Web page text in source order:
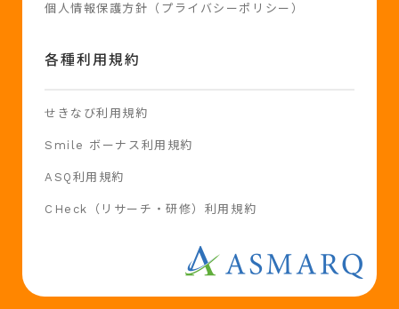
個人情報保護方針（プライバシーポリシー）
各種利用規約
せきなび利用規約
Smile ボーナス利用規約
ASQ利用規約
CHeck（リサーチ・研修）利用規約